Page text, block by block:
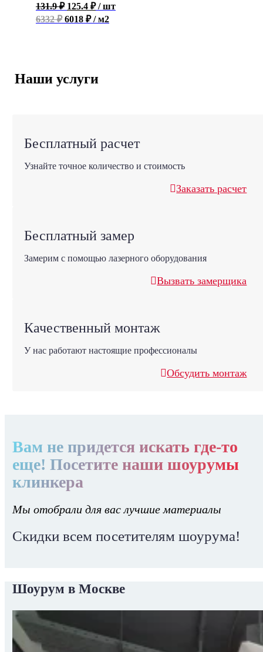
131.9₽ 125.4 ₽ / шт
6332 ₽6018 ₽ / м2
Наши услуги
Бесплатный расчет
Узнайте точное количество и стоимость
Заказать расчет
Бесплатный замер
Замерим с помощью лазерного оборудования
Вызвать замерщика
Качественный монтаж
У нас работают настоящие профессионалы
Обсудить монтаж
Вам не придется искать где-то
еще! Посетите наши шоурумы
клинкера
Мы отобрали для вас лучшие материалы
Скидки всем посетителям шоурума!
Шоурум в Москве